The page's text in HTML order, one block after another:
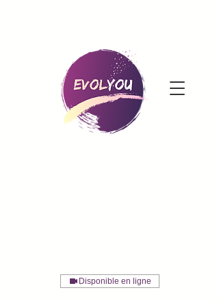
Disponible en ligne